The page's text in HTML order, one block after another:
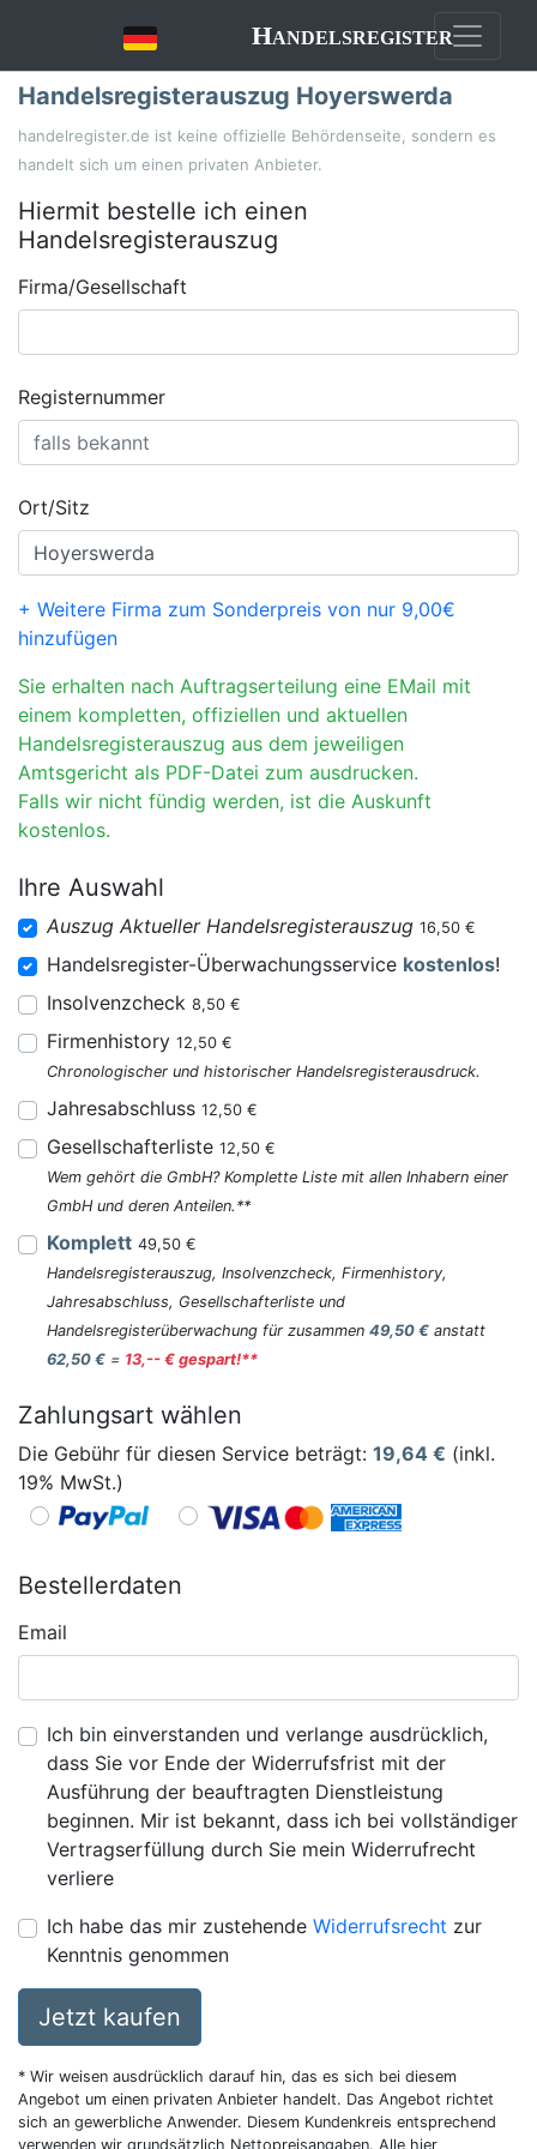
Handelsregister
Handelsregisterauszug Hoyerswerda
handelregister.de ist keine offizielle Behördenseite, sondern es
handelt sich um einen privaten Anbieter.
Hiermit bestelle ich einen
Handelsregisterauszug
Firma/Gesellschaft
Registernummer
Ort/Sitz
+ Weitere Firma zum Sonderpreis von nur 9,00€
hinzufügen
Sie erhalten nach Auftragserteilung eine EMail mit
einem kompletten, offiziellen und aktuellen
Handelsregisterauszug aus dem jeweiligen
Amtsgericht als PDF-Datei zum ausdrucken.
Falls wir nicht fündig werden, ist die Auskunft
kostenlos.
Ihre Auswahl
Auszug Aktueller Handelsregisterauszug 16,50 €
Handelsregister-Überwachungsservice kostenlos!
Insolvenzcheck 8,50 €
Firmenhistory 12,50 €
Chronologischer und historischer Handelsregisterausdruck.
Jahresabschluss 12,50 €
Gesellschafterliste 12,50 €
Wem gehört die GmbH? Komplette Liste mit allen Inhabern einer
GmbH und deren Anteilen.**
Komplett 49,50 €
Handelsregisterauszug, Insolvenzcheck, Firmenhistory,
Jahresabschluss, Gesellschafterliste und
Handelsregisterüberwachung für zusammen 49,50 € anstatt
62,50 € = 13,-- € gespart!**
Zahlungsart wählen
Die Gebühr für diesen Service beträgt: 19,64 € (inkl.
19% MwSt.)
Bestellerdaten
Email
Ich bin einverstanden und verlange ausdrücklich,
dass Sie vor Ende der Widerrufsfrist mit der
Ausführung der beauftragten Dienstleistung
beginnen. Mir ist bekannt, dass ich bei vollständiger
Vertragserfüllung durch Sie mein Widerrufrecht
verliere
Ich habe das mir zustehende Widerrufsrecht zur
Kenntnis genommen
Jetzt kaufen
* Wir weisen ausdrücklich darauf hin, das es sich bei diesem
Angebot um einen privaten Anbieter handelt. Das Angebot richtet
sich an gewerbliche Anwender. Diesem Kundenkreis entsprechend
verwenden wir grundsätzlich Nettopreisangaben. Alle hier